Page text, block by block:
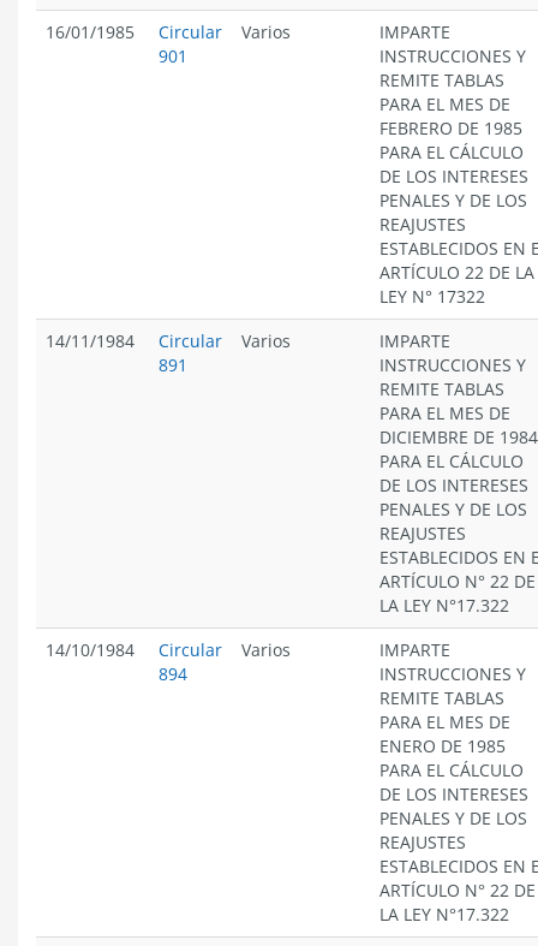
16/01/1985
Circular
901
Varios
IMPARTE
INSTRUCCIONES Y
REMITE TABLAS
PARA EL MES DE
FEBRERO DE 1985
PARA EL CÁLCULO
DE LOS INTERESES
PENALES Y DE LOS
REAJUSTES
ESTABLECIDOS EN
ARTÍCULO 22 DE LA
LEY N° 17322
14/11/1984
Circular
891
Varios
IMPARTE
INSTRUCCIONES Y
REMITE TABLAS
PARA EL MES DE
DICIEMBRE DE 1984
PARA EL CÁLCULO
DE LOS INTERESES
PENALES Y DE LOS
REAJUSTES
ESTABLECIDOS EN
ARTÍCULO N° 22 DE
LA LEY N°17.322
14/10/1984
Circular
894
Varios
IMPARTE
INSTRUCCIONES Y
REMITE TABLAS
PARA EL MES DE
ENERO DE 1985
PARA EL CÁLCULO
DE LOS INTERESES
PENALES Y DE LOS
REAJUSTES
ESTABLECIDOS EN
ARTÍCULO N° 22 DE
LA LEY N°17.322